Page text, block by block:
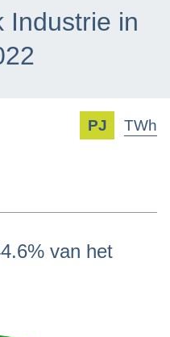
Industrie in
PJ TWh
van het